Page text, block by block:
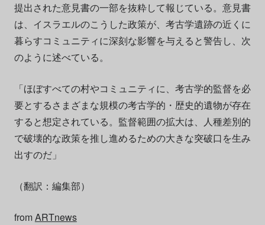
提出された意見書の一部を抜粋して報じている。意見書
は、イスラエルのこうした政策が、考古学遺跡の近くに
暮らすコミュニティに深刻な影響を与えると警告し、次
のように述べている。
「ほぼすべての村やコミュニティに、考古学的監督を必
要とするさまざまな規模の考古学的・歴史的遺物が存在
すると想定されている。監督範囲の拡大は、人種差別的
で破壊的な政策を推し進めるための大きな突破口を生み
出すのだ」
（翻訳：編集部）
fromARTnews